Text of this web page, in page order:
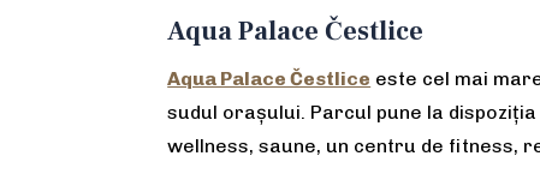
Aqua Palace Čestlice
Aqua Palace Čestlice este cel mai
sudul orașului. Parcul pune la
wellness, saune, un centru de fitness,